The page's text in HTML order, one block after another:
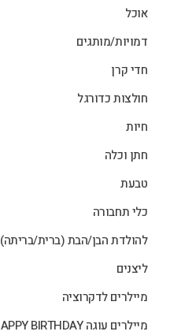
אוכל
דמויות/מותגים
חדי קרן
חולצות כדורגל
חיות
חתן וכלה
טבעת
כלי תחבורה
להולדת הבן/הבת (ברית/בריתה)
ליצנים
מיילרים לדקרוציה
מיילרים עוגה HAPPY BIRTHDAY